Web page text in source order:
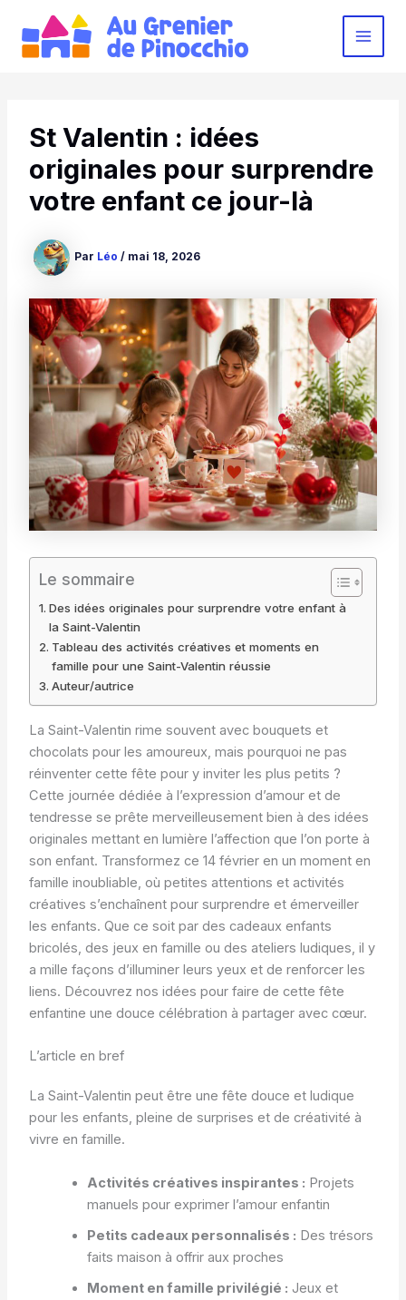
contenu
St Valentin : idées
originales pour surprendre
votre enfant ce jour-là
Par Léo / mai 18, 2026
Le sommaire
Des idées originales pour surprendre votre enfant à
la Saint-Valentin
Tableau des activités créatives et moments en
famille pour une Saint-Valentin réussie
Auteur/autrice
La Saint-Valentin rime souvent avec bouquets et
chocolats pour les amoureux, mais pourquoi ne pas
réinventer cette fête pour y inviter les plus petits ?
Cette journée dédiée à l’expression d’amour et de
tendresse se prête merveilleusement bien à des idées
originales mettant en lumière l’affection que l’on porte à
son enfant. Transformez ce 14 février en un moment en
famille inoubliable, où petites attentions et activités
créatives s’enchaînent pour surprendre et émerveiller
les enfants. Que ce soit par des cadeaux enfants
bricolés, des jeux en famille ou des ateliers ludiques, il y
a mille façons d’illuminer leurs yeux et de renforcer les
liens. Découvrez nos idées pour faire de cette fête
enfantine une douce célébration à partager avec cœur.
L’article en bref
La Saint-Valentin peut être une fête douce et ludique
pour les enfants, pleine de surprises et de créativité à
vivre en famille.
Activités créatives inspirantes : Projets
manuels pour exprimer l’amour enfantin
Petits cadeaux personnalisés : Des trésors
faits maison à offrir aux proches
Moment en famille privilégié : Jeux et